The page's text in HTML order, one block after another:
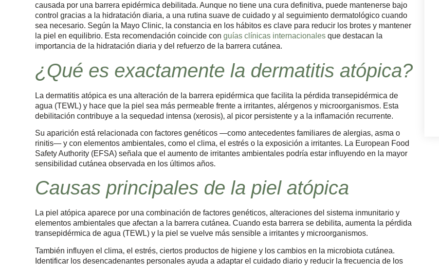
causada por una barrera epidérmica debilitada. Aunque no tiene una cura definitiva, puede mantenerse bajo
control gracias a la hidratación diaria, a una rutina suave de cuidado y al seguimiento dermatológico cuando
sea necesario. Según la Mayo Clinic, la constancia en los hábitos es clave para reducir los brotes y mantener
la piel en equilibrio. Esta recomendación coincide con guías clínicas internacionales que destacan la
importancia de la hidratación diaria y del refuerzo de la barrera cutánea.
¿Qué es exactamente la dermatitis atópica?
La dermatitis atópica es una alteración de la barrera epidérmica que facilita la pérdida transepidérmica de
agua (TEWL) y hace que la piel sea más permeable frente a irritantes, alérgenos y microorganismos. Esta
debilitación contribuye a la sequedad intensa (xerosis), al picor persistente y a la inflamación recurrente.
Su aparición está relacionada con factores genéticos —como antecedentes familiares de alergias, asma o
rinitis— y con elementos ambientales, como el clima, el estrés o la exposición a irritantes. La European Food
Safety Authority (EFSA) señala que el aumento de irritantes ambientales podría estar influyendo en la mayor
sensibilidad cutánea observada en los últimos años.
Causas principales de la piel atópica
La piel atópica aparece por una combinación de factores genéticos, alteraciones del sistema inmunitario y
elementos ambientales que afectan a la barrera cutánea. Cuando esta barrera se debilita, aumenta la pérdida
transepidérmica de agua (TEWL) y la piel se vuelve más sensible a irritantes y microorganismos.
También influyen el clima, el estrés, ciertos productos de higiene y los cambios en la microbiota cutánea.
Identificar los desencadenantes personales ayuda a adaptar el cuidado diario y reducir la frecuencia de los